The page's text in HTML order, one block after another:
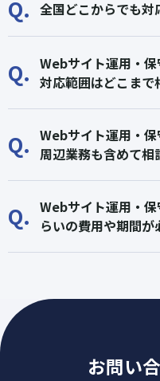
Q. 全国どこからでも対
Q. Webサイト運用・
対応範囲はどこまで
Q. Webサイト運用・
周辺業務も含めて相
Q. Webサイト運用・
らいの費用や期間が
お問い